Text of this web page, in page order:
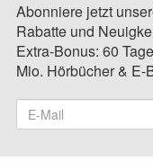
Abonniere jetzt
Rabatte und
Extra-Bonus: 60
Mio. Hörbücher & E-